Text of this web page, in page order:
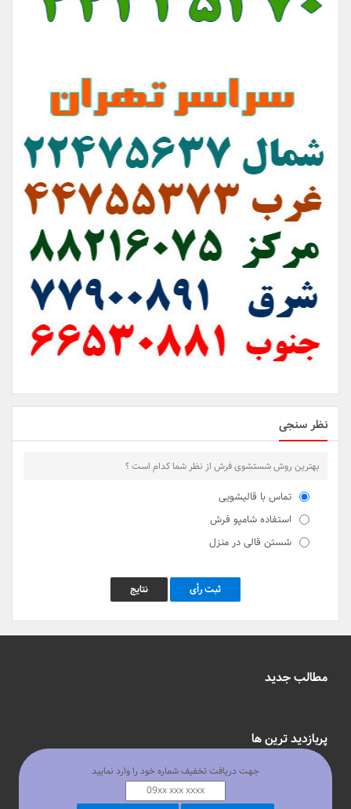
نظر سنجی
بهترین روش شستشوی فرش از نظر شما کدام است ؟
تماس با قالیشویی
استفاده شامپو فرش
شستن قالی در منزل
ثبت رأی نتایج
مطالب جدید
پربازدید ترین ها
محلات تهران
جهت دریافت تخفیف شماره خود را وارد نمایید